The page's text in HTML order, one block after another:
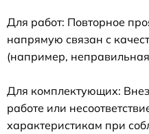
Для работ: Повторное
напрямую связан с
(например,
Для комплектующих:
работе или
характеристикам при